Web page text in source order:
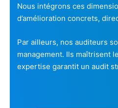
Nous intégrons ces
d’amélioration concrets,
Par ailleurs, nos auditeurs
management. Ils maîtrisent
expertise garantit un audit